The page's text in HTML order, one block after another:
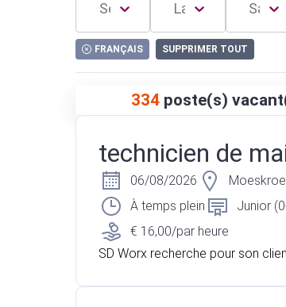
FRANÇAIS SUPPRIMER TOUT
334 poste(s)
technicien de
06/08/2026
À temps plein
Junior
€ 16,00/par heure
SD Worx recherche pour son